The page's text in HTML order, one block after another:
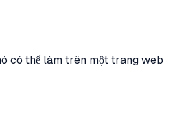
có thể làm trên một trang web